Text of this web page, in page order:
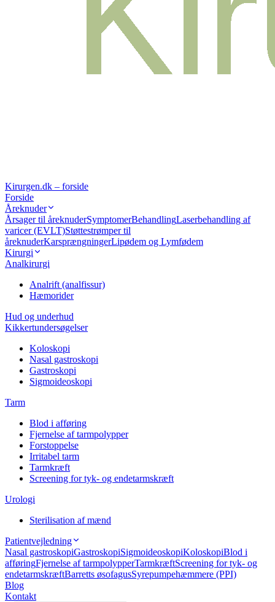
Kirurgen.dk – forside
Forside
Åreknuder
Årsager til åreknuderSymptomerBehandlingLaserbehandling af
varicer (EVLT)Støttestrømper til
åreknuderKarsprængningerLipødem og Lymfødem
Kirurgi
Analkirurgi
Analrift (analfissur)
Hæmorider
Hud og underhud
Kikkertundersøgelser
Koloskopi
Nasal gastroskopi
Gastroskopi
Sigmoideoskopi
Tarm
Blod i afføring
Fjernelse af tarmpolypper
Forstoppelse
Irritabel tarm
Tarmkræft
Screening for tyk- og endetarmskræft
Urologi
Sterilisation af mænd
Patientvejledning
Nasal gastroskopiGastroskopiSigmoideoskopiKoloskopiBlod i
afføringFjernelse af tarmpolypperTarmkræftScreening for tyk- og
endetarmskræftBarretts øsofagusSyrepumpehæmmere (PPI)
Blog
Kontakt